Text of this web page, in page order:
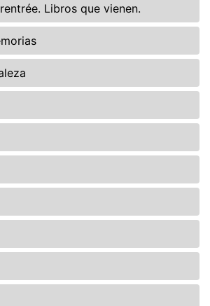
Libros que vienen.